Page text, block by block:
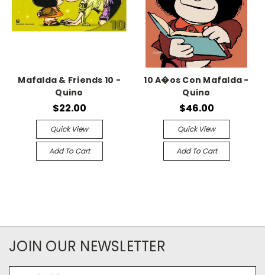
Mafalda & Friends 10 -
Quino
$22.00
Quick View
Add To Cart
10 A�os Con Mafalda -
Quino
$46.00
Quick View
Add To Cart
JOIN OUR NEWSLETTER